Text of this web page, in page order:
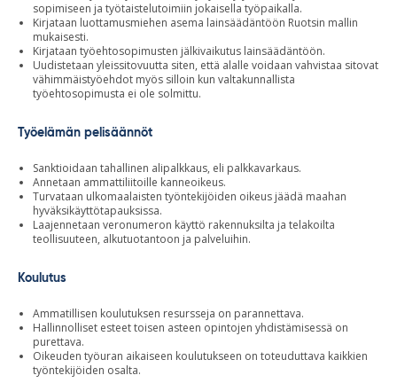
sopimiseen ja työtaistelutoimiin jokaisella työpaikalla.
Kirjataan luottamusmiehen asema lainsäädäntöön Ruotsin mallin
mukaisesti.
Kirjataan työehtosopimusten jälkivaikutus lainsäädäntöön.
Uudistetaan yleissitovuutta siten, että alalle voidaan vahvistaa sitovat
vähimmäistyöehdot myös silloin kun valtakunnallista
työehtosopimusta ei ole solmittu.
Työelämän pelisäännöt
Sanktioidaan tahallinen alipalkkaus, eli palkkavarkaus.
Annetaan ammattiliitoille kanneoikeus.
Turvataan ulkomaalaisten työntekijöiden oikeus jäädä maahan
hyväksikäyttötapauksissa.
Laajennetaan veronumeron käyttö rakennuksilta ja telakoilta
teollisuuteen, alkutuotantoon ja palveluihin.
Koulutus
Ammatillisen koulutuksen resursseja on parannettava.
Hallinnolliset esteet toisen asteen opintojen yhdistämisessä on
purettava.
Oikeuden työuran aikaiseen koulutukseen on toteuduttava kaikkien
työntekijöiden osalta.